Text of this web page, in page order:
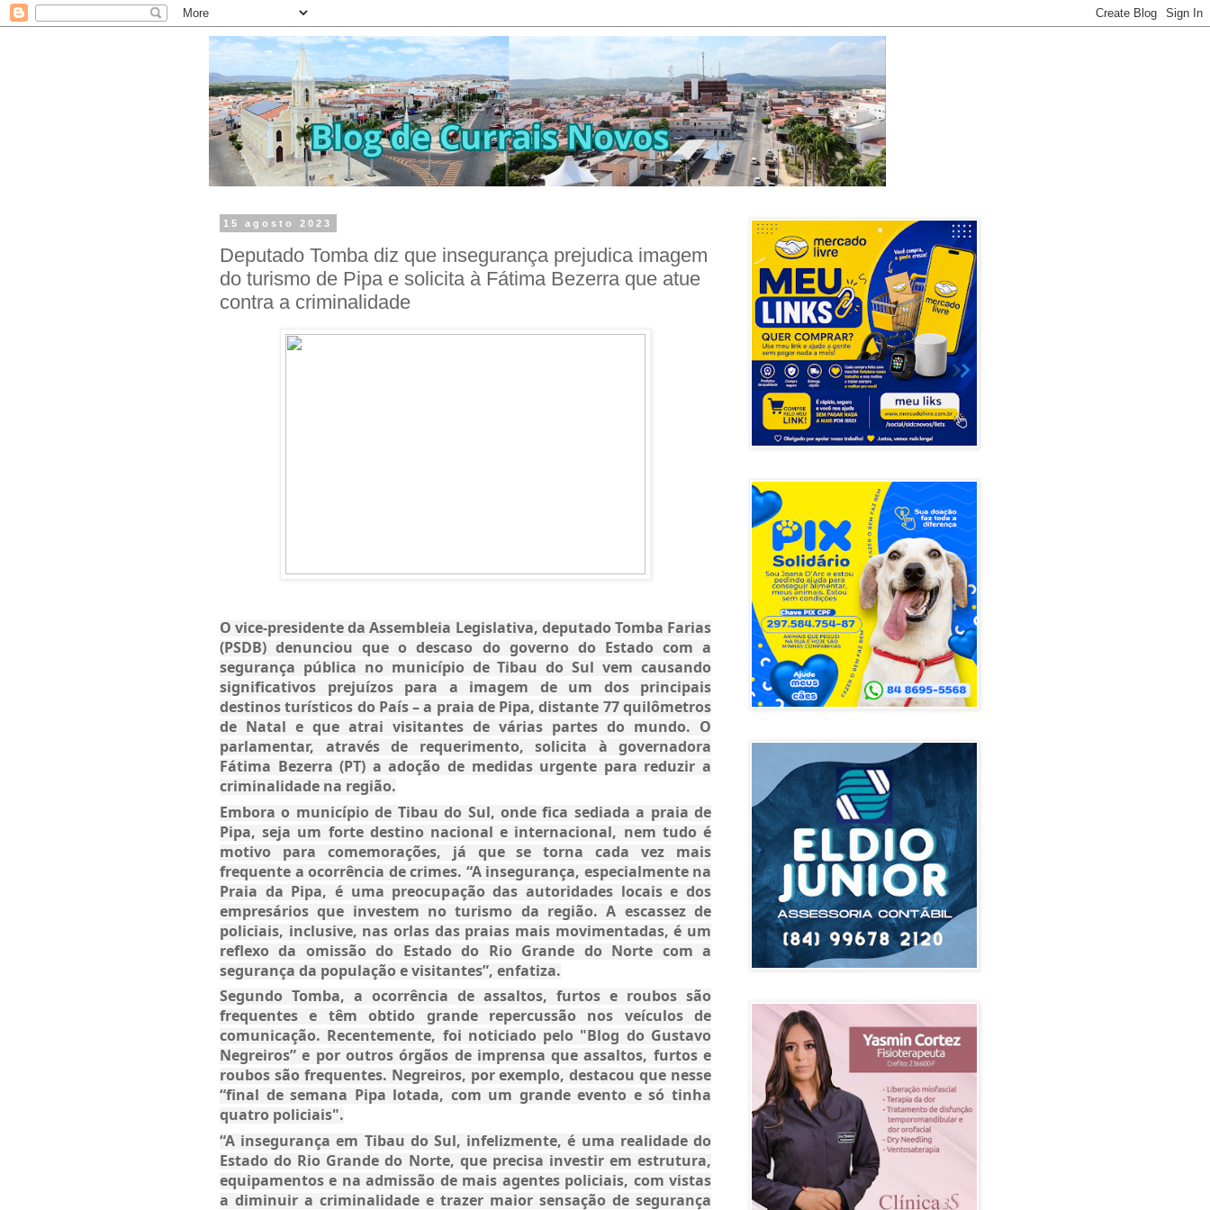
15 agosto 2023
Deputado Tomba diz que insegurança prejudica imagem
do turismo de Pipa e solicita à Fátima Bezerra que atue
contra a criminalidade
O vice-presidente da Assembleia Legislativa, deputado Tomba Farias
(PSDB) denunciou que o descaso do governo do Estado com a
segurança pública no município de Tibau do Sul vem causando
significativos prejuízos para a imagem de um dos principais
destinos turísticos do País – a praia de Pipa, distante 77 quilômetros
de Natal e que atrai visitantes de várias partes do mundo. O
parlamentar, através de requerimento, solicita à governadora
Fátima Bezerra (PT) a adoção de medidas urgente para reduzir a
criminalidade na região.
Embora o município de Tibau do Sul, onde fica sediada a praia de
Pipa, seja um forte destino nacional e internacional, nem tudo é
motivo para comemorações, já que se torna cada vez mais
frequente a ocorrência de crimes. “A insegurança, especialmente na
Praia da Pipa, é uma preocupação das autoridades locais e dos
empresários que investem no turismo da região. A escassez de
policiais, inclusive, nas orlas das praias mais movimentadas, é um
reflexo da omissão do Estado do Rio Grande do Norte com a
segurança da população e visitantes”, enfatiza.
Segundo Tomba, a ocorrência de assaltos, furtos e roubos são
frequentes e têm obtido grande repercussão nos veículos de
comunicação. Recentemente, foi noticiado pelo "Blog do Gustavo
Negreiros” e por outros órgãos de imprensa que assaltos, furtos e
roubos são frequentes. Negreiros, por exemplo, destacou que nesse
“final de semana Pipa lotada, com um grande evento e só tinha
quatro policiais".
“A insegurança em Tibau do Sul, infelizmente, é uma realidade do
Estado do Rio Grande do Norte, que precisa investir em estrutura,
equipamentos e na admissão de mais agentes policiais, com vistas
a diminuir a criminalidade e trazer maior sensação de segurança